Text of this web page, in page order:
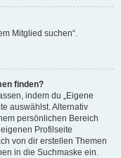
Mitglied suchen“.
finden?
indem du „Eigene
auswählst. Alternativ
persönlichen Bereich
Profilseite
von dir erstellen Themen
in die Suchmaske ein.